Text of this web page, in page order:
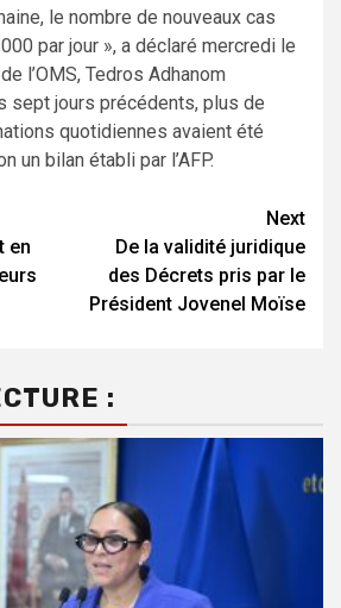
le nombre de nouveaux cas
par jour », a déclaré mercredi le
l’OMS, Tedros Adhanom
sept jours précédents, plus de
quotidiennes avaient été
un bilan établi par l’AFP.
en
Next
De la validité juridique
des Décrets pris par le
Président Jovenel Moïse
: